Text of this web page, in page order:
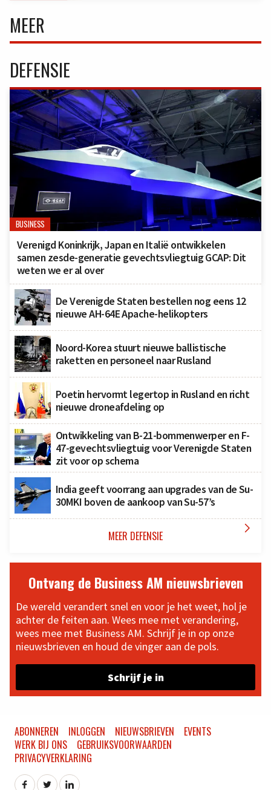
MEER
DEFENSIE
BUSINESS
Verenigd Koninkrijk, Japan en Italië ontwikkelen
samen zesde-generatie gevechtsvliegtuig GCAP: Dit
weten we er al over
De Verenigde Staten bestellen nog eens 12
nieuwe AH-64E Apache-helikopters
Noord-Korea stuurt nieuwe ballistische
raketten en personeel naar Rusland
Poetin hervormt legertop in Rusland en richt
nieuwe droneafdeling op
Ontwikkeling van B-21-bommenwerper en F-
47-gevechtsvliegtuig voor Verenigde Staten
zit voor op schema
India geeft voorrang aan upgrades van de Su-
30MKI boven de aankoop van Su-57’s
MEER DEFENSIE 
Ontvang de Business AM nieuwsbrieven
De wereld verandert snel en voor je het weet, hol je
achter de feiten aan. Wees mee met verandering,
wees mee met Business AM. Schrijf je in op onze
nieuwsbrieven en houd de vinger aan de pols.
Schrijf je in
ABONNEREN INLOGGEN NIEUWSBRIEVEN
EVENTS
WERK BIJ ONS
GEBRUIKSVOORWAARDEN
PRIVACYVERKLARING